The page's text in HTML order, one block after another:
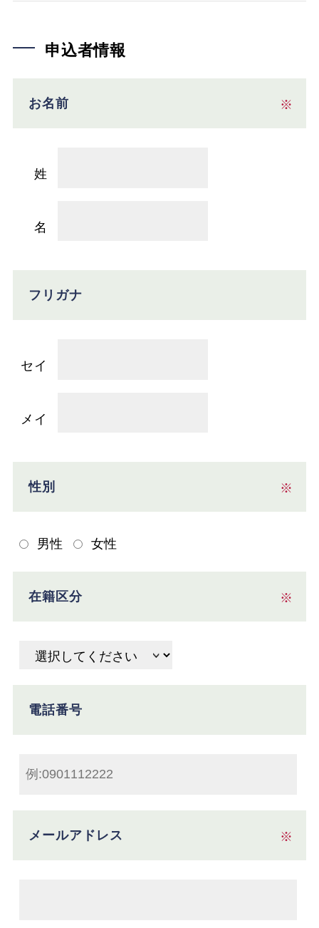
申込者情報
お名前 ※
姓
名
フリガナ
セイ
メイ
性別 ※
男性 女性
在籍区分 ※
電話番号
メールアドレス ※